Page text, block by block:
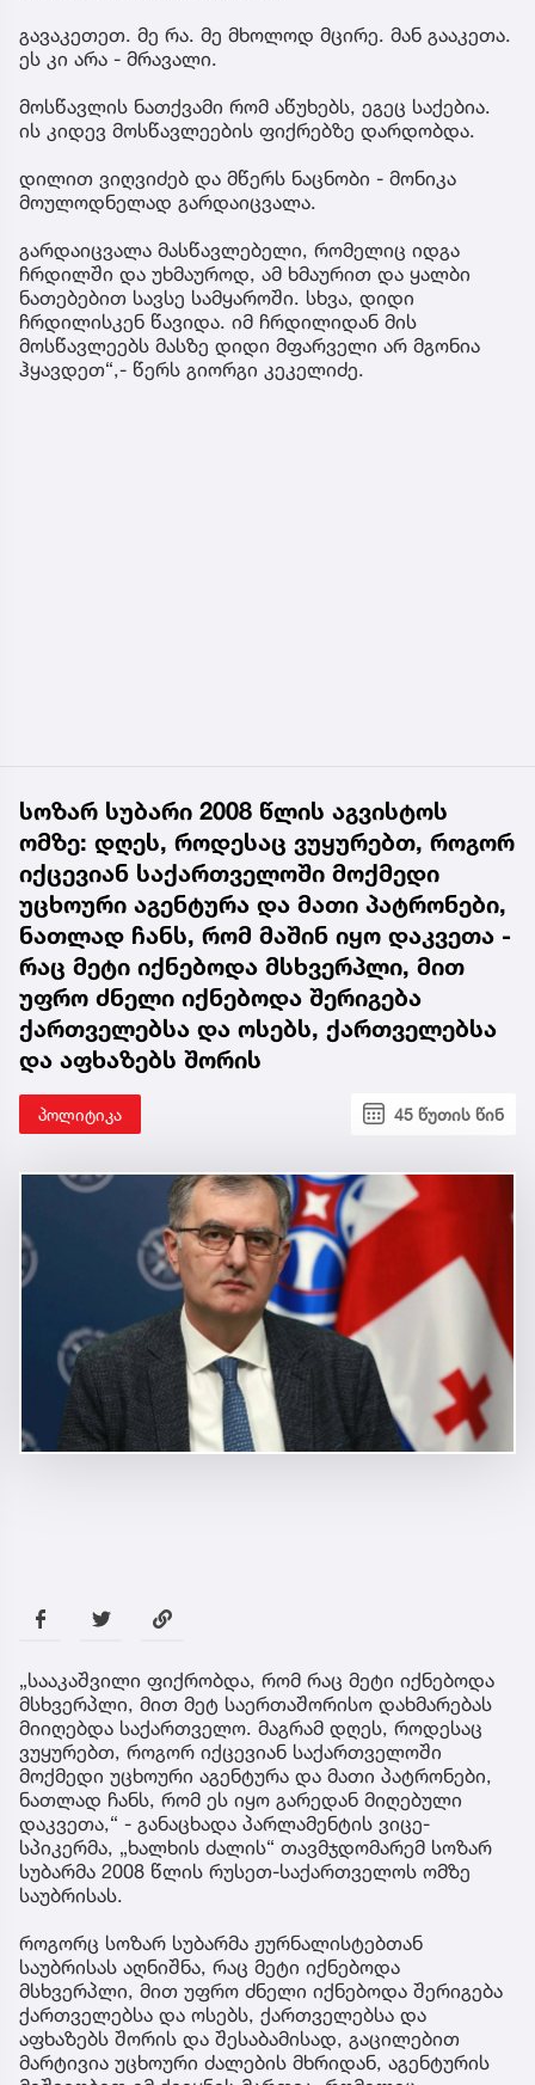
გავაკეთეთ. მე რა. მე მხოლოდ მცირე. მან გააკეთა.
ეს კი არა - მრავალი.
მოსწავლის ნათქვამი რომ აწუხებს, ეგეც საქებია.
ის კიდევ მოსწავლეების ფიქრებზე დარდობდა.
დილით ვიღვიძებ და მწერს ნაცნობი - მონიკა
მოულოდნელად გარდაიცვალა.
გარდაიცვალა მასწავლებელი, რომელიც იდგა
ჩრდილში და უხმაუროდ, ამ ხმაურით და ყალბი
ნათებებით სავსე სამყაროში. სხვა, დიდი
ჩრდილისკენ წავიდა. იმ ჩრდილიდან მის
მოსწავლეებს მასზე დიდი მფარველი არ მგონია
ჰყავდეთ“,- წერს გიორგი კეკელიძე.
სოზარ სუბარი 2008 წლის აგვისტოს
ომზე: დღეს, როდესაც ვუყურებთ, როგორ
იქცევიან საქართველოში მოქმედი
უცხოური აგენტურა და მათი პატრონები,
ნათლად ჩანს, რომ მაშინ იყო დაკვეთა -
რაც მეტი იქნებოდა მსხვერპლი, მით
უფრო ძნელი იქნებოდა შერიგება
ქართველებსა და ოსებს, ქართველებსა
და აფხაზებს შორის
პოლიტიკა 45 წუთის წინ
„სააკაშვილი ფიქრობდა, რომ რაც მეტი იქნებოდა
მსხვერპლი, მით მეტ საერთაშორისო დახმარებას
მიიღებდა საქართველო. მაგრამ დღეს, როდესაც
ვუყურებთ, როგორ იქცევიან საქართველოში
მოქმედი უცხოური აგენტურა და მათი პატრონები,
ნათლად ჩანს, რომ ეს იყო გარედან მიღებული
დაკვეთა,“ - განაცხადა პარლამენტის ვიცე-
სპიკერმა, „ხალხის ძალის“ თავმჯდომარემ სოზარ
სუბარმა 2008 წლის რუსეთ-საქართველოს ომზე
საუბრისას.
როგორც სოზარ სუბარმა ჟურნალისტებთან
საუბრისას აღნიშნა, რაც მეტი იქნებოდა
მსხვერპლი, მით უფრო ძნელი იქნებოდა შერიგება
ქართველებსა და ოსებს, ქართველებსა და
აფხაზებს შორის და შესაბამისად, გაცილებით
მარტივია უცხოური ძალების მხრიდან, აგენტურის